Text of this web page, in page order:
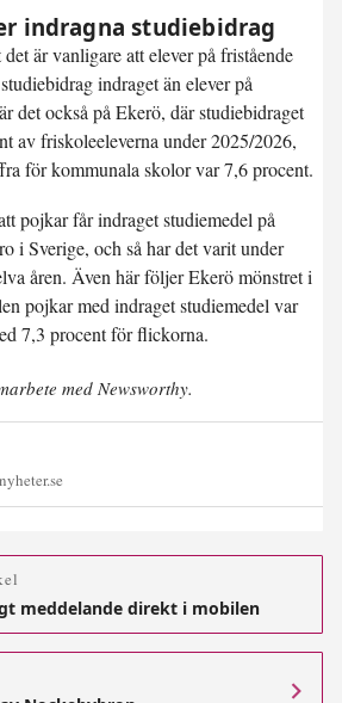
indragna studiebidrag
är vanligare att elever på fristående
indraget än elever på
det också på Ekerö, där studiebidraget
av friskoleeleverna under 2025/2026,
för kommunala skolor var 7,6 procent.
pojkar får indraget studiemedel på
i Sverige, och så har det varit under
åren. Även här följer Ekerö mönstret i
pojkar med indraget studiemedel var
7,3 procent för flickorna.
med Newsworthy.
meddelande direkt i mobilen